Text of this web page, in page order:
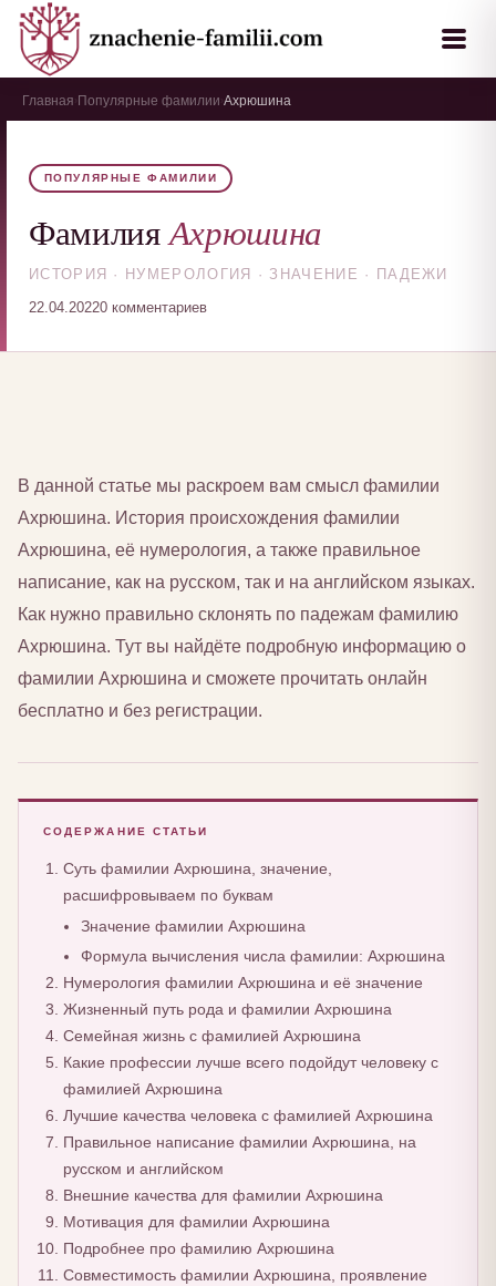
Главная Популярные фамилии Ахрюшина
ПОПУЛЯРНЫЕ ФАМИЛИИ
ФамилияАхрюшина
ИСТОРИЯ · НУМЕРОЛОГИЯ · ЗНАЧЕНИЕ · ПАДЕЖИ
22.04.20220 комментариев
В данной статье мы раскроем вам смысл фамилии
Ахрюшина. История происхождения фамилии
Ахрюшина, её нумерология, а также правильное
написание, как на русском, так и на английском языках.
Как нужно правильно склонять по падежам фамилию
Ахрюшина. Тут вы найдёте подробную информацию о
фамилии Ахрюшина и сможете прочитать онлайн
бесплатно и без регистрации.
СОДЕРЖАНИЕ СТАТЬИ
Суть фамилии Ахрюшина, значение,
расшифровываем по буквам
Значение фамилии Ахрюшина
Формула вычисления числа фамилии: Ахрюшина
Нумерология фамилии Ахрюшина и её значение
Жизненный путь рода и фамилии Ахрюшина
Семейная жизнь с фамилией Ахрюшина
Какие профессии лучше всего подойдут человеку с
фамилией Ахрюшина
Лучшие качества человека с фамилией Ахрюшина
Правильное написание фамилии Ахрюшина, на
русском и английском
Внешние качества для фамилии Ахрюшина
Мотивация для фамилии Ахрюшина
Подробнее про фамилию Ахрюшина
Совместимость фамилии Ахрюшина, проявление